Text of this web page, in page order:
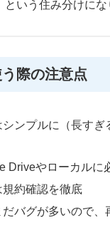
いう住み分けにな
際の注意点
シンプルに（長すぎ
Driveやローカルに
約確認を徹底
バグが多いので、